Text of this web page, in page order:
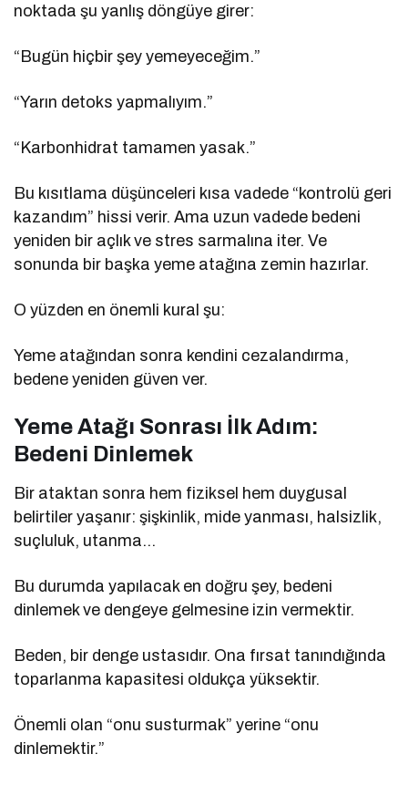
noktada şu yanlış döngüye girer:
“Bugün hiçbir şey yemeyeceğim.”
“Yarın detoks yapmalıyım.”
“Karbonhidrat tamamen yasak.”
Bu kısıtlama düşünceleri kısa vadede “kontrolü geri
kazandım” hissi verir. Ama uzun vadede bedeni
yeniden bir açlık ve stres sarmalına iter. Ve
sonunda bir başka yeme atağına zemin hazırlar.
O yüzden en önemli kural şu:
Yeme atağından sonra kendini cezalandırma,
bedene yeniden güven ver.
Yeme Atağı Sonrası İlk Adım:
Bedeni Dinlemek
Bir ataktan sonra hem fiziksel hem duygusal
belirtiler yaşanır: şişkinlik, mide yanması, halsizlik,
suçluluk, utanma…
Bu durumda yapılacak en doğru şey, bedeni
dinlemek ve dengeye gelmesine izin vermektir.
Beden, bir denge ustasıdır. Ona fırsat tanındığında
toparlanma kapasitesi oldukça yüksektir.
Önemli olan “onu susturmak” yerine “onu
dinlemektir.”